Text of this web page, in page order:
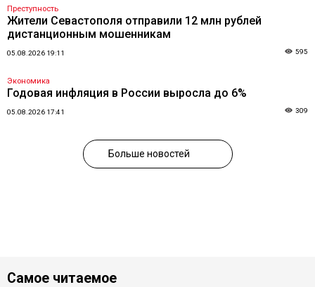
Преступность
Жители Севастополя отправили 12 млн рублей
дистанционным мошенникам
05.08.2026 19:11 595
Экономика
Годовая инфляция в России выросла до 6%
05.08.2026 17:41 309
Больше новостей
Самое читаемое